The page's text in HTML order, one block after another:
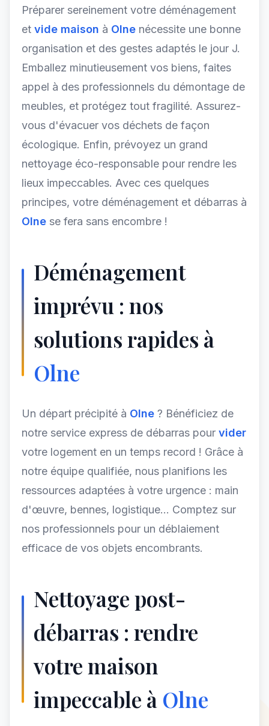
Préparer sereinement votre déménagement
et vide maison à Olne nécessite une bonne
organisation et des gestes adaptés le jour J.
Emballez minutieusement vos biens, faites
appel à des professionnels du démontage de
meubles, et protégez tout fragilité. Assurez-
vous d'évacuer vos déchets de façon
écologique. Enfin, prévoyez un grand
nettoyage éco-responsable pour rendre les
lieux impeccables. Avec ces quelques
principes, votre déménagement et débarras à
Olne se fera sans encombre !
Déménagement
imprévu : nos
solutions rapides à
Olne
Un départ précipité à Olne ? Bénéficiez de
notre service express de débarras pour vider
votre logement en un temps record ! Grâce à
notre équipe qualifiée, nous planifions les
ressources adaptées à votre urgence : main
d'œuvre, bennes, logistique... Comptez sur
nos professionnels pour un déblaiement
efficace de vos objets encombrants.
Nettoyage post-
débarras : rendre
votre maison
impeccable à Olne